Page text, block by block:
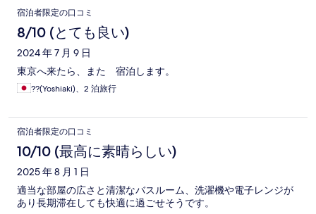
宿泊者限定の口コミ
8/10 (とても良い)
2024 年 7 月 9 日
東京へ来たら、また 宿泊します。
??(Yoshiaki)、2 泊旅行
宿泊者限定の口コミ
10/10 (最高に素晴らしい)
2025 年 8 月 1 日
適当な部屋の広さと清潔なバスルーム、洗濯機や電子レンジが
あり長期滞在しても快適に過ごせそうです。